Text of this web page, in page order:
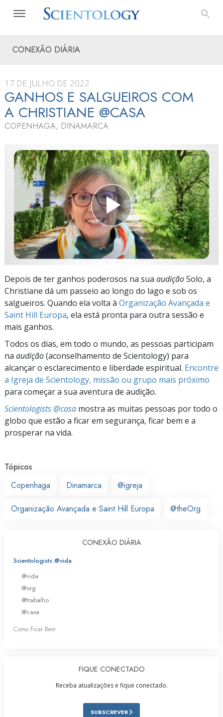
CONEXÃO DIÁRIA
17 DE JULHO DE 2022
GANHOS E SALGUEIROS COM
A CHRISTIANE @CASA
COPENHAGA, DINAMARCA
Depois de ter ganhos poderosos na sua audiçãoSolo, a
Christiane dá um passeio ao longo do lago e sob os
salgueiros. Quando ela volta à Organização Avançada e
Saint Hill Europa, ela está pronta para outra sessão e
mais ganhos.
Todos os dias, em todo o mundo, as pessoas participam
na audição(aconselhamento de Scientology) para
alcançar o esclarecimento e liberdade espiritual. Encontre
a Igreja de Scientology, missão ou grupo mais próximo
para começar a sua aventura de audição.
Scientologists @casa mostra as muitas pessoas por todo o
globo que estão a ficar em segurança, ficar bem e a
prosperar na vida.
Tópicos
Copenhaga
Dinamarca @igreja
Organização Avançada e Saint Hill Europa @theOrg
CONEXÃO DIÁRIA
Scientologists @vida
@vida
@org
@trabalho
@casa
Como Ficar Bem
FIQUE CONECTADO
Receba atualizações e fique conectado.
SUBSCREVER